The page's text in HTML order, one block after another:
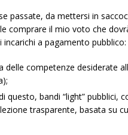
passate, da mettersi in
comprare il mio voto che
incarichi a pagamento pubblico:
delle competenze desiderate
questo, bandi “light” pubblici,
trasparente, basata su